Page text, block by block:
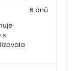
s
6 dnů